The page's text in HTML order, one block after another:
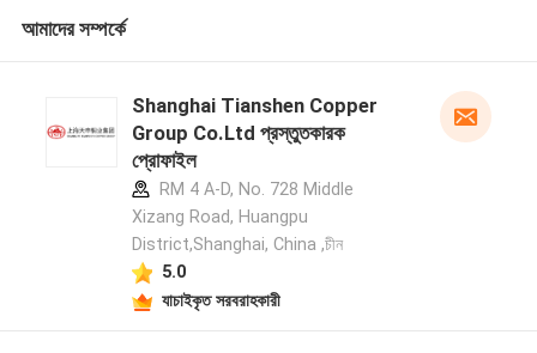
আমাদের সম্পর্কে
Shanghai Tianshen Copper
Group Co.Ltd প্রস্তুতকারক
প্রোফাইল
RM 4 A-D, No. 728 Middle
Xizang Road, Huangpu
District,Shanghai, China ,চীন
5.0
যাচাইকৃত সরবরাহকারী